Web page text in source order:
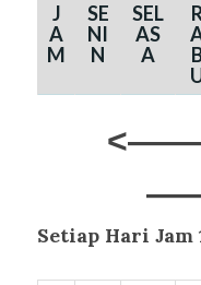
J
A
M
SE
NI
N
SEL
AS
A
Setiap Hari Jam